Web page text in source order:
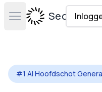
Open main menu
Secta
#1 AI Hoofdschot